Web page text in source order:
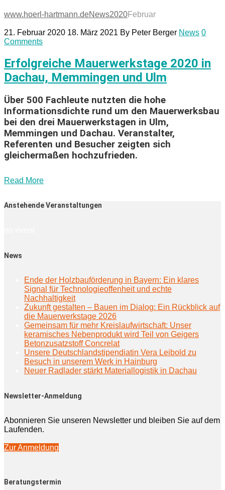
www.hoerl-hartmann.deNews2020Februar
21. Februar 2020 18. März 2021 By Peter Berger News 0
Comments
Erfolgreiche Mauerwerkstage 2020 in
Dachau, Memmingen und Ulm
Über 500 Fachleute nutzten die hohe
Informationsdichte rund um den Mauerwerksbau
bei den drei Mauerwerkstagen in Ulm,
Memmingen und Dachau. Veranstalter,
Referenten und Besucher zeigten sich
gleichermaßen hochzufrieden.
Read More
Anstehende Veranstaltungen
News
Ende der Holzbauförderung in Bayern: Ein klares
Signal für Technologieoffenheit und echte
Nachhaltigkeit
Zukunft gestalten – Bauen im Dialog: Ein Rückblick auf
die Mauerwerkstage 2026
Gemeinsam für mehr Kreislaufwirtschaft: Unser
keramisches Nebenprodukt wird Teil von Geigers
Betonzusatzstoff Concrelat
Unsere Deutschlandstipendiatin Vera Leibold zu
Besuch in unserem Werk in Hainburg
Neuer Radlader stärkt Materiallogistik in Dachau
Newsletter-Anmeldung
Abonnieren Sie unseren Newsletter und bleiben Sie auf dem
Laufenden.
Zur Anmeldung
Beratungstermin